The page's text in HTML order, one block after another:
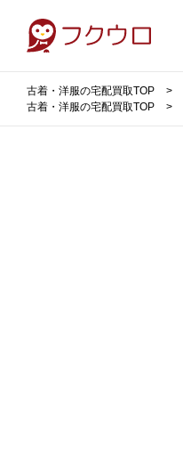
古着・洋服の宅配買取TOP
古着・洋服の宅配買取TOP